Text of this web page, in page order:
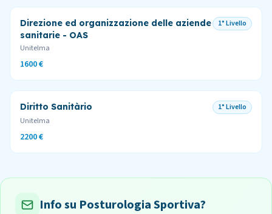
Direzione ed organizzazione delle aziende
sanitarie - OAS
1° Livello
Unitelma
1600 €
Diritto Sanitàrio
1° Livello
Unitelma
2200 €
Info su Posturologia Sportiva?